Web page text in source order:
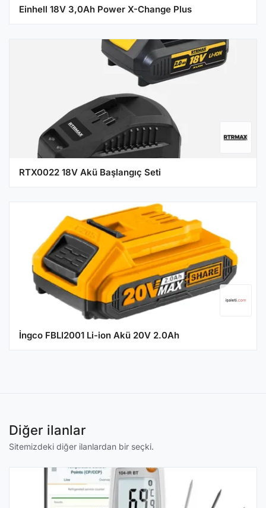
Einhell 18V 3,0Ah Power X-Change Plus
RTX0022 18V Akü Başlangıç Seti
İngco FBLI2001 Li-ion Akü 20V 2.0Ah
Diğer ilanlar
Sitemizdeki diğer ilanlardan bir seçki.